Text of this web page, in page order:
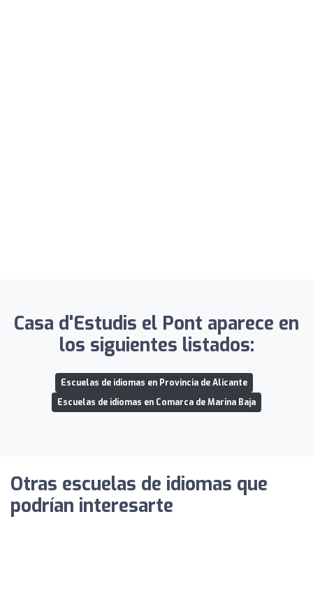
Casa d'Estudis el Pont aparece en
los siguientes listados:
Escuelas de idiomas en Provincia de Alicante
Escuelas de idiomas en Comarca de Marina Baja
Otras escuelas de idiomas que
podrían interesarte